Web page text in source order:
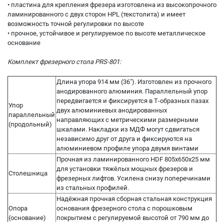
• пластина для крепления фрезера изготовлена из высокопрочного
ламинированного с двух сторон HPL (текстолита) и имеет
возможность точной регулировки по высоте
• прочное, устойчивое и регулируемое по высоте металлическое
основание
Комплектфрезерного стола PRS-801:
Упор
параллельный
(продольный)
Длина упора 914 мм (36"). Изготовлен из прочного
анодированного алюминия. Параллельный упор
передвигается и фиксируется в Т-образных пазах
двух алюминиевых анодированных
направляющих с метрическими размерными
шкалами. Накладки из МДФ могут сдвигаться
независимо друг от друга и фиксируются на
алюминиевом профиле упора двумя винтами
Столешница
Прочная из ламинированного HDF 805х650х25 мм
для установки тяжёлых мощных фрезеров и
фрезерных лифтов. Усилена снизу поперечинами
из стальных профилей.
Опора
(основание)
Надёжная прочная сборная стальная конструкция
основания фрезерного стола с порошковым
покрытием с регулируемой высотой от 790 мм до